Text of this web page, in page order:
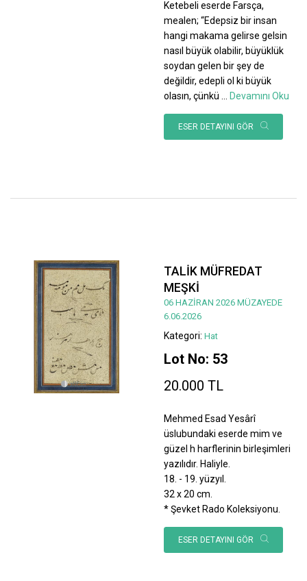
Ketebeli eserde Farsça,
mealen; “Edepsiz bir insan
hangi makama gelirse gelsin
nasıl büyük olabilir, büyüklük
soydan gelen bir şey de
değildir, edepli ol ki büyük
olasın, çünkü ... Devamını Oku
ESER DETAYINI GÖR
TALİK MÜFREDAT
MEŞKİ
06 HAZİRAN 2026 MÜZAYEDE
6.06.2026
Kategori: Hat
Lot No: 53
20.000 TL
Mehmed Esad Yesârî
üslubundaki eserde mim ve
güzel h harflerinin birleşimleri
yazılıdır. Haliyle.
18. - 19. yüzyıl.
32 x 20 cm.
* Şevket Rado Koleksiyonu.
ESER DETAYINI GÖR